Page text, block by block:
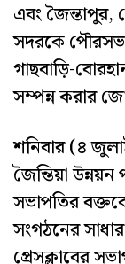
এবং জৈন্তাপুর,
সদরকে
গাছবাড়ি-
সম্পন্ন করার
শনিবার (৪
জৈন্তিয়া
সভাপতির
সংগঠনের
প্রেসক্লাবের